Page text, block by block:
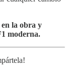
en la obra y
moderna.